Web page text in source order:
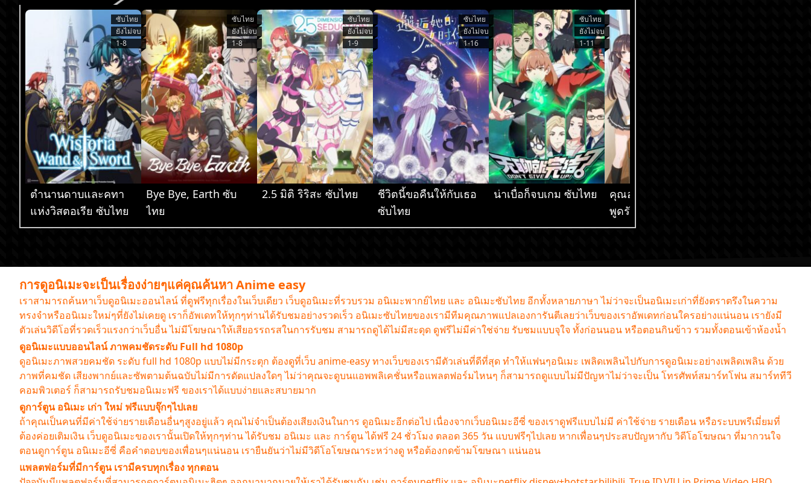
ซับไทย
ยังไม่จบ
1-8
ตำนานดาบและคทา
แห่งวิสตอเรีย ซับไทย
ซับไทย
ยังไม่จบ
1-8
Bye Bye, Earth ซับ
ไทย
ซับไทย
ยังไม่จบ
1-9
2.5 มิติ ริริสะ ซับไทย
ซับไทย
ยังไม่จบ
1-16
ชีวิตนี้ขอคืนให้กับเธอ
ซับไทย
ซับไทย
ยังไม่จบ
1-11
น่าเบื่อก็จบเกม ซับไทย
คุณอาเรียโต๊ะข้างๆ
พูดรัสเซียหวานใส่ซะ
หัวใจจะวาย ซับไทย
การดูอนิเมะจะเป็นเรื่องง่ายๆแค่คุณค้นหา Anime easy
เราสามารถค้นหาเว็บดูอนิเมะออนไลน์ ที่ดูฟรีทุกเรื่องในเว็บเดียว เว็บดูอนิเมะที่รวบรวม อนิเมะพากย์ไทย และ อนิเมะซับไทย อีกทั้งหลายภาษา ไม่ว่าจะเป็นอนิเมะเก่าที่ยังตราตรึงในความ
ทรงจำหรืออนิเมะใหม่ๆที่ยังไม่เคยดู เราก็อัพเดทให้ทุกๆท่านได้รับชมอย่างรวดเร็ว อนิเมะซับไทยของเรามีทีมคุณภาพแปลเองการันตีเลยว่าเว็บของเราอัพเดทก่อนใครอย่างแน่นอน เรายังมี
ตัวเล่นวิดีโอที่รวดเร็วแรงกว่าเว็บอื่น ไม่มีโฆษณาให้เสียอรรถรสในการรับชม สามารถดูได้ไม่มีสะดุด ดูฟรีไม่มีค่าใช่จ่าย รับชมแบบจุใจ ทั้งก่อนนอน หรือตอนกินข้าว รวมทั้งตอนเข้าห้องน้ำ
ดูอนิเมะแบบออนไลน์ ภาพคมชัดระดับ Full hd 1080p
ดูอนิเมะภาพสวยคมชัด ระดับ full hd 1080p แบบไม่มีกระตุก ต้องดูที่เว็บ anime-easy ทางเว็บของเรามีตัวเล่นที่ดีที่สุด ทำให้แฟนๆอนิเมะ เพลิดเพลินไปกับการดูอนิเมะอย่างเพลิดเพลิน ด้วย
ภาพที่คมชัด เสียงพากย์และซัพตามต้นฉบับไม่มีการดัดแปลงใดๆ ไม่ว่าคุณจะดูบนแอพพลิเคชั่นหรือแพลตฟอร์มไหนๆ ก็สามารถดูแบบไม่มีปัญหาไม่ว่าจะเป็น โทรศัพท์สมาร์ทโฟน สมาร์ททีวี
คอมพิวเตอร์ ก็สามารถรับชมอนิเมะฟรี ของเราได้แบบง่ายและสบายมาก
ดูการ์ตูน อนิเมะ เก่า ใหม่ ฟรีแบบจุ๊กๆไปเลย
ถ้าคุณเป็นคนที่มีค่าใช้จ่ายรายเดือนอื่นๆสูงอยู่แล้ว คุณไม่จำเป็นต้องเสียงเงินในการ ดูอนิเมะอีกต่อไป เนื่องจากเว็บอนิเมะอีซี่ ของเราดูฟรีแบบไม่มี ค่าใช้จ่าย รายเดือน หรือระบบพรีเมี่ยมที่
ต้องค่อยเติมเงิน เว็บดูอนิเมะของเรานั้นเปิดให้ทุกๆท่าน ได้รับชม อนิเมะ และ การ์ตูน ได้ฟรี 24 ชั่วโมง ตลอด 365 วัน แบบฟรีๆไปเลย หากเพื่อนๆประสบปัญหากับ วิดีโอโฆษณา ที่มากวนใจ
ตอนดูการ์ตูน อนิเมะอีซี่ คือคำตอบของเพื่อนๆแน่นอน เรายืนยันว่าไม่มีวิดีโอโฆษณาระหว่างดู หรือต้องกดข้ามโฆษณา แน่นอน
แพลตฟอร์มที่มีการ์ตูน เรามีครบทุกเรื่อง ทุกตอน